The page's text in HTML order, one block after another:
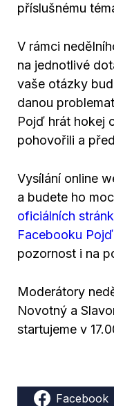
příslušnému
V rámci
na jednotlivé
vaše otázky
danou
Pojď hrát hokej
pohovořili a
Vysílání online
a budete ho
oficiálních
Facebooku
pozornost i na
Moderátory
Novotný a
startujeme v
Facebook